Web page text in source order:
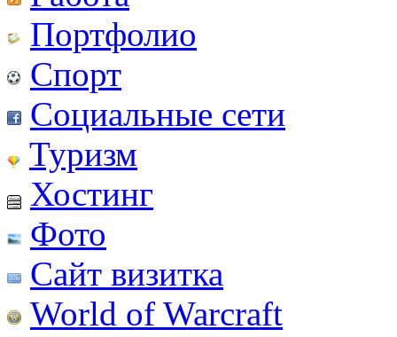
Портфолио
Спорт
Социальные сети
Туризм
Хостинг
Фото
Сайт визитка
World of Warcraft